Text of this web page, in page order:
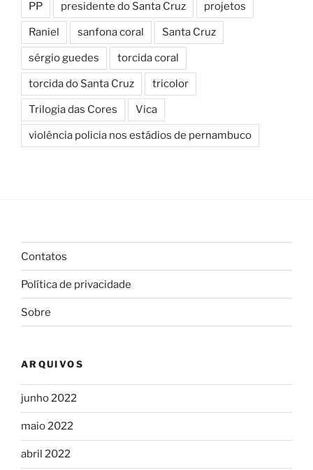
PP presidente do Santa Cruz projetos
Raniel sanfona coral Santa Cruz
sérgio guedes torcida coral
torcida do Santa Cruz tricolor
Trilogia das Cores Vica
violência policia nos estádios de pernambuco
Contatos
Política de privacidade
Sobre
ARQUIVOS
junho 2022
maio 2022
abril 2022